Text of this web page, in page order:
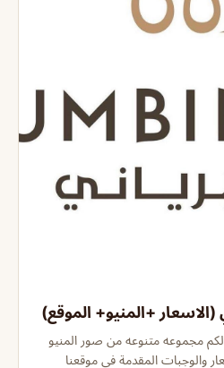
+المنيو+ الموقع)
مجموعه متنوعه من صور المنيو
والوجبات المقدمة في موقعنا